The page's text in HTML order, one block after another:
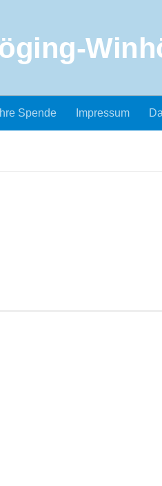
Ihre Spende Impressum